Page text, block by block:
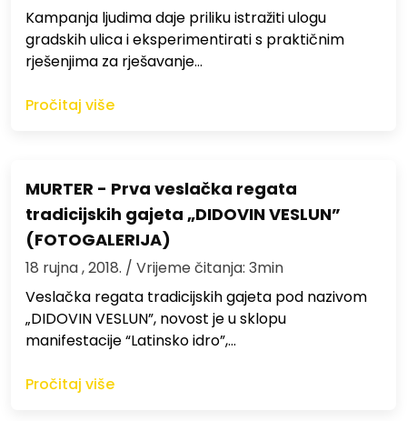
Kampanja ljudima daje priliku istražiti ulogu
gradskih ulica i eksperimentirati s praktičnim
rješenjima za rješavanje…
Pročitaj više
MURTER - Prva veslačka regata
tradicijskih gajeta „DIDOVIN VESLUN”
(FOTOGALERIJA)
18 rujna , 2018. / Vrijeme čitanja: 3min
Veslačka regata tradicijskih gajeta pod nazivom
„DIDOVIN VESLUN”, novost je u sklopu
manifestacije “Latinsko idro”,…
Pročitaj više